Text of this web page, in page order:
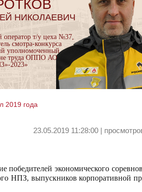
НИКОЛАЕВИЧ
оператор т/у цеха №37,
смотра-конкурса
уполномоченный
труда ОППО АО
2023»
2019 года
23.05.2019 11:28:00 |
победителей экономического
НПЗ, выпускников корпоративной